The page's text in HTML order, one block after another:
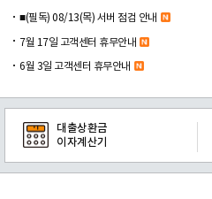
■(필독) 08/13(목) 서버 점검 안내
7월 17일 고객센터 휴무안내
6월 3일 고객센터 휴무안내
대출상환금
이자계산기